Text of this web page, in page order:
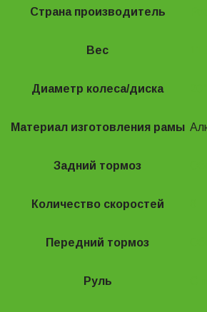
Страна производитель
Вес
Диаметр колеса/диска
Материал изготовления рамы
Задний тормоз
Количество скоростей
Передний тормоз
Руль